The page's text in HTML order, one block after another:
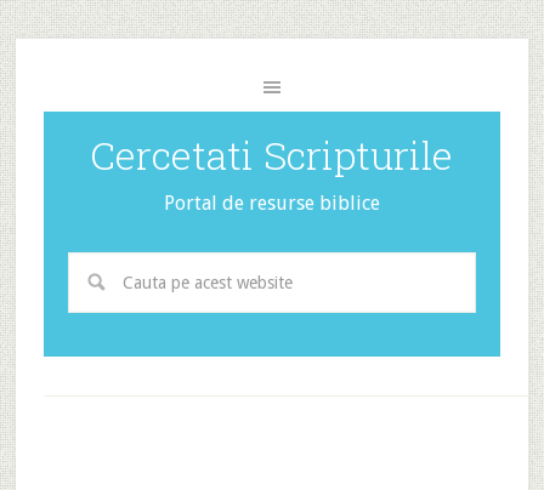
Cercetati Scripturile
Portal de resurse biblice